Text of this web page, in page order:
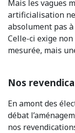
Mais les vagues
artificialisation
absolument pas
Celle-ci exige
mesurée, mais
Nos
En amont des
débat
nos